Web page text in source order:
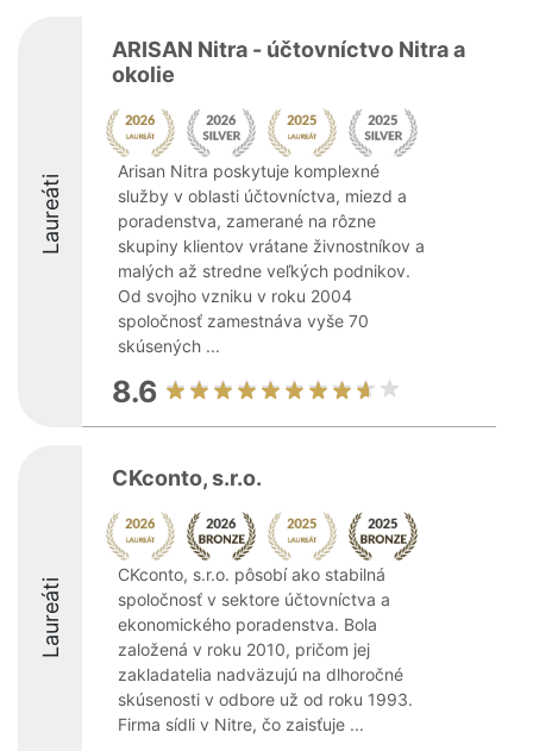
Laureáti
ARISAN Nitra - účtovníctvo Nitra a
okolie
Arisan Nitra poskytuje komplexné
služby v oblasti účtovníctva, miezd a
poradenstva, zamerané na rôzne
skupiny klientov vrátane živnostníkov a
malých až stredne veľkých podnikov.
Od svojho vzniku v roku 2004
spoločnosť zamestnáva vyše 70
skúsených ...
8.6
Laureáti
CKconto, s.r.o.
CKconto, s.r.o. pôsobí ako stabilná
spoločnosť v sektore účtovníctva a
ekonomického poradenstva. Bola
založená v roku 2010, pričom jej
zakladatelia nadväzujú na dlhoročné
skúsenosti v odbore už od roku 1993.
Firma sídli v Nitre, čo zaisťuje ...